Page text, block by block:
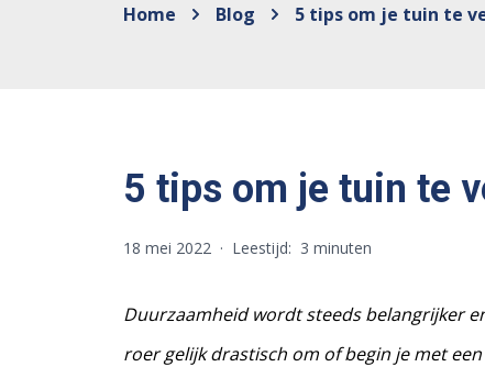
Home Blog 5 tips om je tuin te
5 tips om je tuin te
18 mei 2022 · Leestijd: 3 minuten
Duurzaamheid wordt steeds belangrijker
roer gelijk drastisch om of begin je met